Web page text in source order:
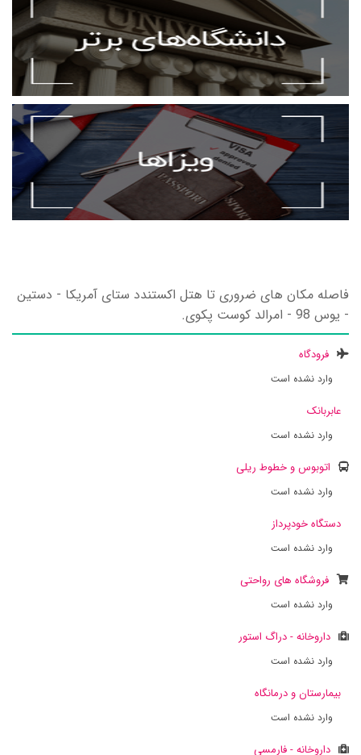
فاصله مکان های ضروری تا هتل اکستندد ستای آمریکا - دستین
- یوس 98 - امرالد کوست پکوی.
فرودگاه
وارد نشده است
عابربانک
وارد نشده است
اتوبوس و خطوط ریلی
وارد نشده است
دستگاه خودپرداز
وارد نشده است
فروشگاه های رواحتی
وارد نشده است
داروخانه - دراگ استور
وارد نشده است
بیمارستان و درمانگاه
وارد نشده است
داروخانه - فارمسی